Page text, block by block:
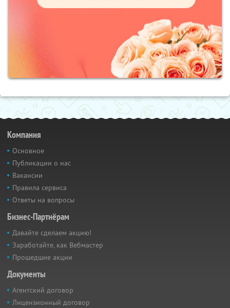
Компания
Основное
Публикации о нас
Вакансии
Правила сервиса
Ответы на вопросы
Бизнес-Партнёрам
Давайте сделаем акцию!
Заработайте, как Вебмастер
Прошедшие акции
Документы
Агентский договор
Лицензионный договор